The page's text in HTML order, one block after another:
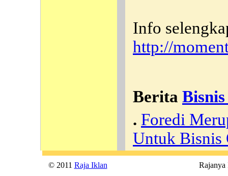
Info
http://
Berita
. Foredi
Untuk Bisnis
© 2011 Raja Iklan Rajanya